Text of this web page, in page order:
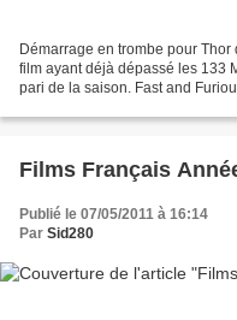
Démarrage en trombe pour
film ayant déjà dépassé les 133
pari de la saison. Fast and
Films Français
Publié le 07/05/2011 à 16:14
Par Sid280